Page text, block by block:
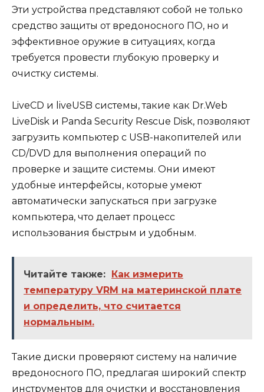
Эти устройства представляют собой не только
средство защиты от вредоносного ПО, но и
эффективное оружие в ситуациях, когда
требуется провести глубокую проверку и
очистку системы.
LiveCD и liveUSB системы, такие как Dr.Web
LiveDisk и Panda Security Rescue Disk, позволяют
загрузить компьютер с USB-накопителей или
CD/DVD для выполнения операций по
проверке и защите системы. Они имеют
удобные интерфейсы, которые умеют
автоматически запускаться при загрузке
компьютера, что делает процесс
использования быстрым и удобным.
Читайте также:
Как измерить
температуру VRM на материнской плате
и определить, что считается
нормальным.
Такие диски проверяют систему на наличие
вредоносного ПО, предлагая широкий спектр
инструментов для очистки и восстановления